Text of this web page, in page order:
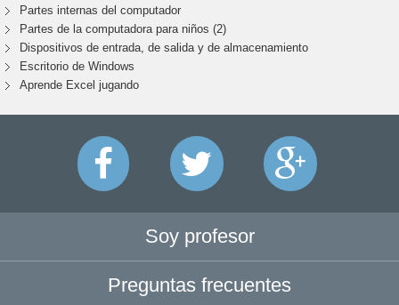
Partes internas del computador
Partes de la computadora para niños (2)
Dispositivos de entrada, de salida y de almacenamiento
Escritorio de Windows
Aprende Excel jugando
Soy profesor
Preguntas frecuentes